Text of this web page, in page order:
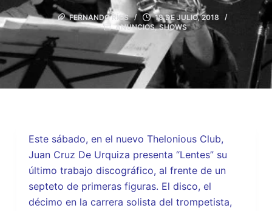
FERNANDO RÍOS
18 DE JULIO, 2018
ANUNCIOS,SHOWS
Este sábado, en el nuevo Thelonious Club,
Juan Cruz De Urquiza presenta “Lentes” su
último trabajo discográfico, al frente de un
septeto de primeras figuras. El disco, el
décimo en la carrera solista del trompetista,